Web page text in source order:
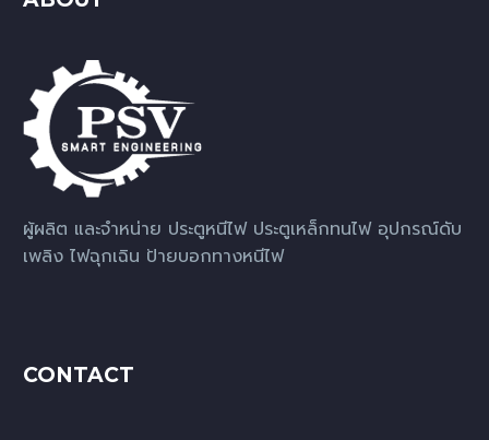
ผู้ผลิต และจำหน่าย ประตูหนีไฟ ประตูเหล็กทนไฟ อุปกรณ์ดับ
เพลิง ไฟฉุกเฉิน ป้ายบอกทางหนีไฟ
CONTACT